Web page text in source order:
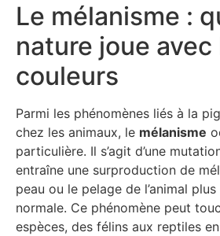
Le mélanisme :
nature joue avec
couleurs
Parmi les phénomènes liés à la
chez les animaux, le mélanisme
particulière. Il s’agit d’une
entraîne une surproduction de
peau ou le pelage de l’animal
normale. Ce phénomène peut
espèces, des félins aux reptiles